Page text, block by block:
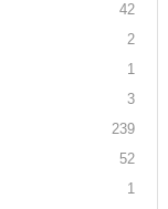
42
2
1
3
239
52
1